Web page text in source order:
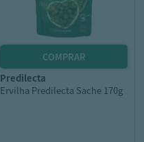
predilecta
Ervilha Predilecta Sache 170g